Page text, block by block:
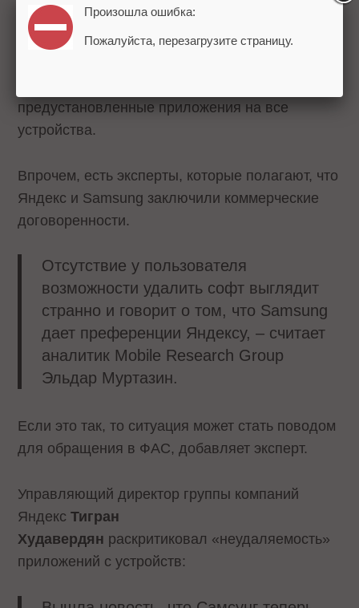
Собеседник «Коммерсанта» считает, что
предустановленные приложения на все
устройства.
Впрочем, есть эксперты, которые полагают, что
Яндекс и Samsung заключили коммерческие
договоренности.
Отсутствие у пользователя
возможности удалить софт выглядит
странно и говорит о том, что Samsung
дает преференции Яндексу, – считает
аналитик Mobile Research Group
Эльдар Муртазин.
Если это так, то ситуация может стать поводом
для обращения в ФАС, добавляет эксперт.
Управляющий директор группы компаний
ЯндексТигран
Худавердян раскритиковал «неудаляемость»
приложений с устройств:
Произошла ошибка:
Пожалуйста, перезагрузите страницу.